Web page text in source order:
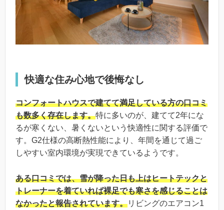
快適な住み心地で後悔なし
コンフォートハウスで建てて満足している方の口コミ
も数多く存在します。特に多いのが、建てて2年にな
るが寒くない、暑くないという快適性に関する評価で
す。G2仕様の高断熱性能により、年間を通じて過ご
しやすい室内環境が実現できているようです。
ある口コミでは、雪が降った日も上はヒートテックと
トレーナーを着ていれば裸足でも寒さを感じることは
なかったと報告されています。リビングのエアコン1